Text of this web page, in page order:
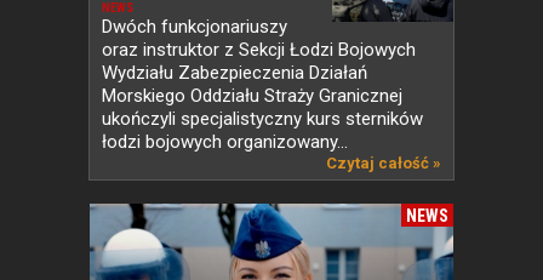
NEWS
Dwóch funkcjonariuszy
oraz instruktor z Sekcji Łodzi Bojowych
Wydziału Zabezpieczenia Działań
Morskiego Oddziału Straży Granicznej
ukończyli specjalistyczny kurs sterników
łodzi bojowych organizowany...
Czytaj całość »
NEWS